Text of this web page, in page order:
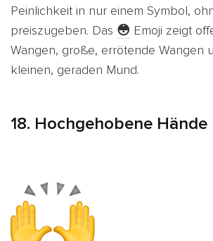
Peinlichkeit in nur einem Symbol,
preiszugeben. Das 😳 Emoji zeigt
Wangen, große, errötende Wangen
kleinen, geraden Mund.
18. Hochgehobene Hände